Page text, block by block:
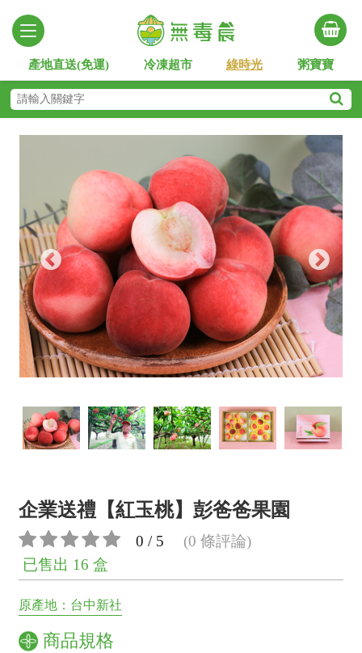
產地直送(免運) 冷凍超市 綠時光 粥寶寶
企業送禮【紅玉桃】彭爸爸果園
0 / 5
(0 條評論)
已售出 16 盒
原產地：台中新社
商品規格